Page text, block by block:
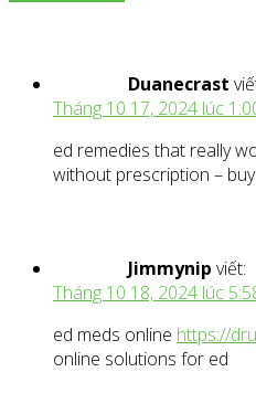
Duanecrast
Tháng 10 17, 2024 lúc
ed remedies that really
without prescription –
Jimmynip viết:
Tháng 10 18, 2024 lúc
ed meds online https://
online solutions for ed